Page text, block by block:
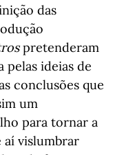
das
pretenderam
ideias de
conclusões que
um
para tornar a
vislumbrar